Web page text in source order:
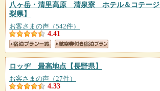
八ヶ岳・清里高原 清泉寮 ホテル＆コテージ
梨県】
お客さまの声（542件）
4.41
ロッヂ 最高地点 【長野県】
お客さまの声（27件）
4.33